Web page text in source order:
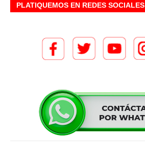
PLATIQUEMOS EN REDES SOCIALES